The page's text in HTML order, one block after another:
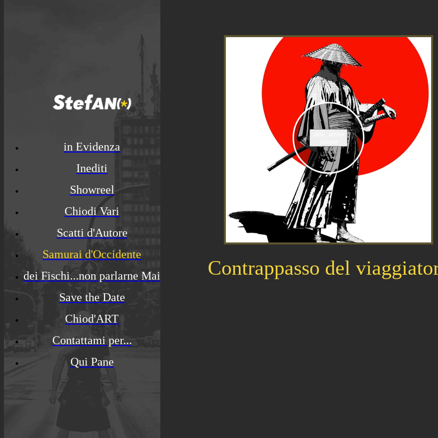
in Evidenza
Inediti
Showreel
Chiodi Vari
Scatti d'Autore
Samurai d'Occidente
dei Fischi...non parlarne Mai
Save the Date
Chiod'ART
Contattami per...
Qui Pane
Contrappasso del